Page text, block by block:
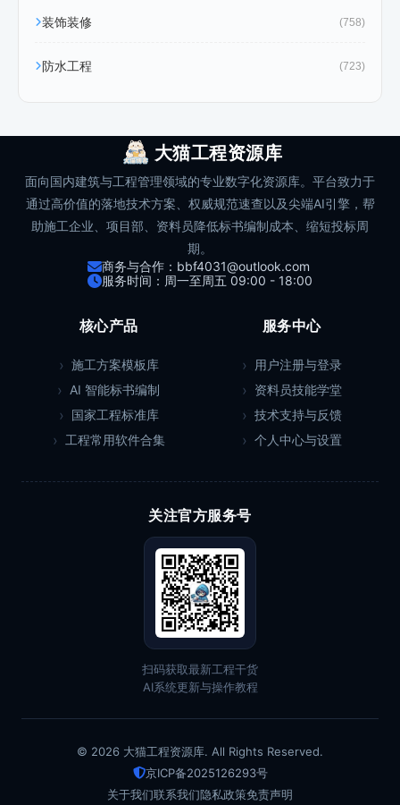
装饰装修 (758)
防水工程 (723)
大猫工程资源库
面向国内建筑与工程管理领域的专业数字化资源库。平台致力于
通过高价值的落地技术方案、权威规范速查以及尖端AI引擎，帮
助施工企业、项目部、资料员降低标书编制成本、缩短投标周
期。
商务与合作：bbf4031@outlook.com
服务时间：周一至周五 09:00 - 18:00
核心产品
施工方案模板库
AI 智能标书编制
国家工程标准库
工程常用软件合集
服务中心
用户注册与登录
资料员技能学堂
技术支持与反馈
个人中心与设置
关注官方服务号
扫码获取最新工程干货
AI系统更新与操作教程
© 2026 大猫工程资源库. All Rights Reserved.
京ICP备2025126293号
关于我们联系我们隐私政策免责声明